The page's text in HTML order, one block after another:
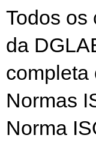
Todos os
da
completa
Normas
Norma